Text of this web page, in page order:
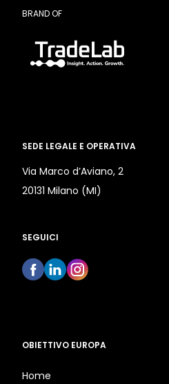
BRAND OF
SEDE LEGALE E OPERATIVA
Via Marco d’Aviano, 2
20131 Milano (MI)
SEGUICI
OBIETTIVO EUROPA
Home